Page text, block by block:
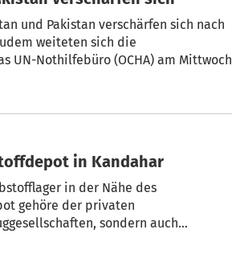
und Pakistan verschärfen sich nach
weiteten sich die
UN-Nothilfebüro (OCHA) am Mittwoch
in Kandahar
in der Nähe des
gehöre der privaten
sondern auch